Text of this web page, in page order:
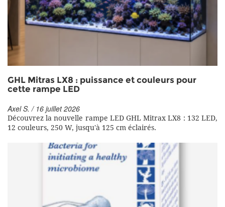
GHL Mitras LX8 : puissance et couleurs pour
cette rampe LED
Axel S. / 16 juillet 2026
Découvrez la nouvelle rampe LED GHL Mitrax LX8 : 132 LED,
12 couleurs, 250 W, jusqu'à 125 cm éclairés.